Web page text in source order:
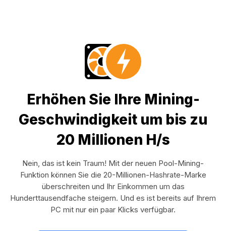
Erhöhen Sie Ihre Mining-
Geschwindigkeit um bis zu
20 Millionen H/s
Nein, das ist kein Traum! Mit der neuen Pool-Mining-
Funktion können Sie die 20-Millionen-Hashrate-Marke
überschreiten und Ihr Einkommen um das
Hunderttausendfache steigern. Und es ist bereits auf Ihrem
PC mit nur ein paar Klicks verfügbar.